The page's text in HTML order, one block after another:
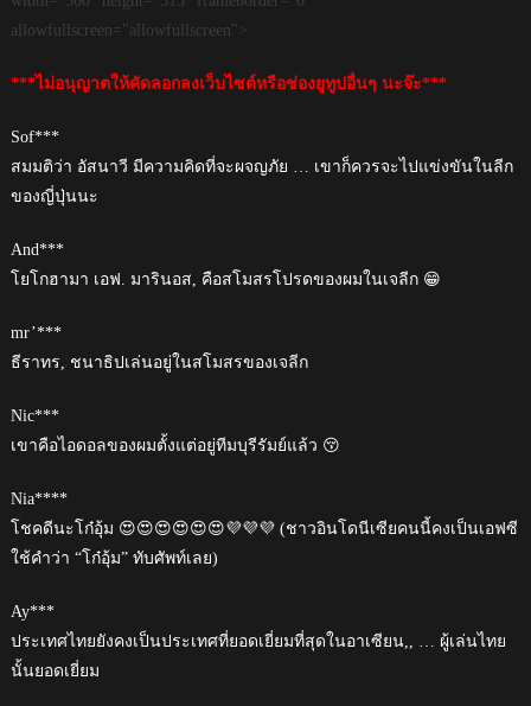
allowfullscreen="allowfullscreen">
***ไม่อนุญาตให้คัดลอกลงเว็บไซต์หรือช่องยูทูปอื่นๆ นะจ๊ะ***
Sof***
สมมติว่า อัสนาวี มีความคิดที่จะผจญภัย … เขาก็ควรจะไปแข่งขันในลีก
ของญี่ปุ่นนะ
And***
โยโกฮามา เอฟ. มารินอส, คือสโมสรโปรดของผมในเจลีก 😁
mr’***
ธีราทร, ชนาธิปเล่นอยู่ในสโมสรของเจลีก
Nic***
เขาคือไอดอลของผมตั้งแต่อยู่ทีมบุรีรัมย์แล้ว 😚
Nia****
โชคดีนะโก๋อุ้ม 😍😍😍😍😍😍💜💜💜 (ชาวอินโดนีเซียคนนี้คงเป็นเอฟซี
ใช้คำว่า “โก๋อุ้ม” ทับศัพท์เลย)
Ay***
ประเทศไทยยังคงเป็นประเทศที่ยอดเยี่ยมที่สุดในอาเซียน,, … ผู้เล่นไทย
นั้นยอดเยี่ยม